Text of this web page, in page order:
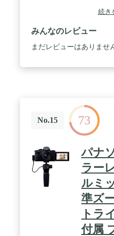
続き
みんなのレビュー
まだレビューはありませ
No.15 73
パナ
ラー
ルミ
準ズ
トラ
付属